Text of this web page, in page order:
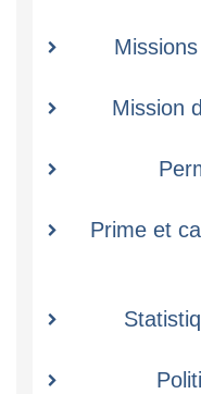
Mission
Prime et